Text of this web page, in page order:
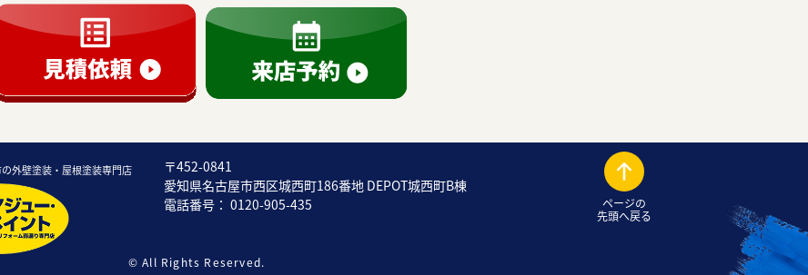
ページの
先頭へ戻る
外壁塗装・屋根塗装専門店
〒452-0841
愛知県名古屋市西区城西町186番地 DEPOT城西町B棟
電話番号： 0120-905-435
© All Rights Reserved.